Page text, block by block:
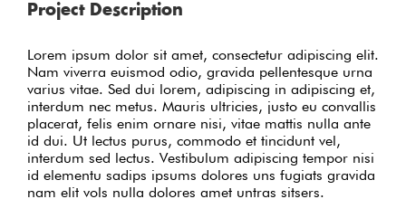
Project Description
Lorem ipsum dolor sit amet, consectetur adipiscing elit.
Nam viverra euismod odio, gravida pellentesque urna
varius vitae. Sed dui lorem, adipiscing in adipiscing et,
interdum nec metus. Mauris ultricies, justo eu convallis
placerat, felis enim ornare nisi, vitae mattis nulla ante
id dui. Ut lectus purus, commodo et tincidunt vel,
interdum sed lectus. Vestibulum adipiscing tempor nisi
id elementu sadips ipsums dolores uns fugiats gravida
nam elit vols nulla dolores amet untras sitsers.